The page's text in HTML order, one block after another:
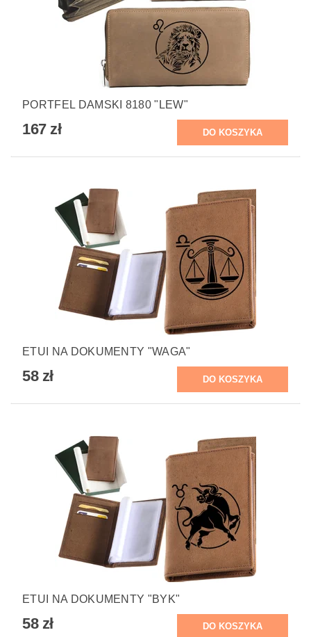
PORTFEL DAMSKI 8180 "LEW"
167 zł
ETUI NA DOKUMENTY "WAGA"
58 zł
ETUI NA DOKUMENTY "BYK"
58 zł